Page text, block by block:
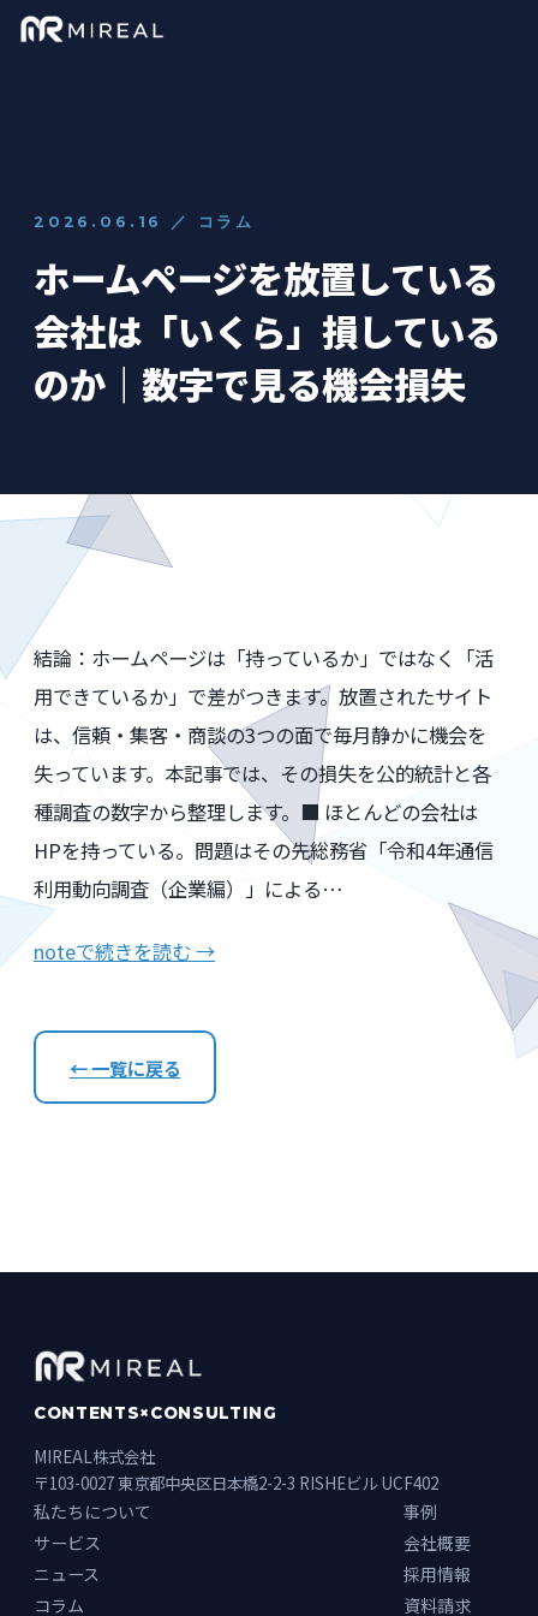
2026.06.16 ／ コラム
ホームページを放置している
会社は「いくら」損している
のか｜数字で見る機会損失
結論：ホームページは「持っているか」ではなく「活
用できているか」で差がつきます。放置されたサイト
は、信頼・集客・商談の3つの面で毎月静かに機会を
失っています。本記事では、その損失を公的統計と各
種調査の数字から整理します。■ ほとんどの会社は
HPを持っている。問題はその先総務省「令和4年通信
利用動向調査（企業編）」による…
noteで続きを読む →
← 一覧に戻る
CONTENTS×CONSULTING
MIREAL株式会社
〒103-0027 東京都中央区日本橋2-2-3 RISHEビル UCF402
私たちについて
サービス
ニュース
コラム
事例
会社概要
採用情報
資料請求